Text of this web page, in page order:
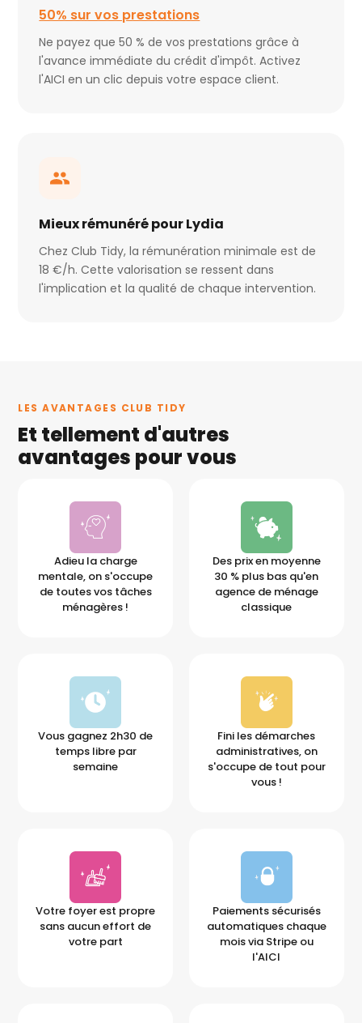
50% sur vos prestations
Ne payez que 50 % de vos prestations grâce à
l'avance immédiate du crédit d'impôt. Activez
l'AICI en un clic depuis votre espace client.
Mieux rémunéré pour Lydia
Chez Club Tidy, la rémunération minimale est de
18 €/h. Cette valorisation se ressent dans
l'implication et la qualité de chaque intervention.
LES AVANTAGES CLUB TIDY
Et tellement d'autres
avantages pour vous
Adieu la charge
mentale, on s'occupe
de toutes vos tâches
ménagères !
Des prix en moyenne
30 % plus bas qu'en
agence de ménage
classique
Vous gagnez 2h30 de
temps libre par
semaine
Fini les démarches
administratives, on
s'occupe de tout pour
vous !
Votre foyer est propre
sans aucun effort de
votre part
Paiements sécurisés
automatiques chaque
mois via Stripe ou
l'AICI